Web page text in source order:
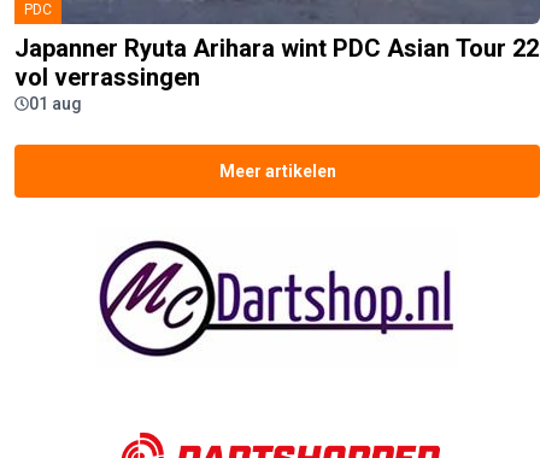
PDC
Japanner Ryuta Arihara wint PDC Asian Tour 22
vol verrassingen
01 aug
Meer artikelen